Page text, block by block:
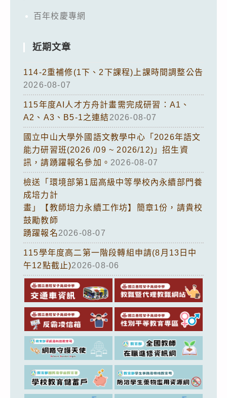
百年校慶專網
近期文章
114-2重補修(1下、2下課程)上課時間調整公告
2026-08-07
115年度AI人才方舟計畫需完成研習：A1、
A2、A3、B5-1之連結2026-08-07
國立中山大學外國語文教學中心「2026年語文
能力研習班(2026 /09 ~ 2026/12)」招生資
訊，請踴躍報名參加。 2026-08-07
檢送「環境部第1屆高級中等學校內永續部門養
成培力計
畫」【教師培力永續工作坊】簡章1份，請貴校
鼓勵教師
踴躍報名2026-08-07
115學年度高二第一階段轉組申請(8月13日中
午12點截止)2026-08-06